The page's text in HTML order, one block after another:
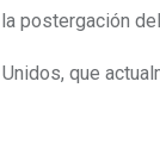
postergación
que